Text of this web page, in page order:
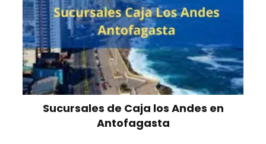
Sucursales de Caja los Andes en
Antofagasta